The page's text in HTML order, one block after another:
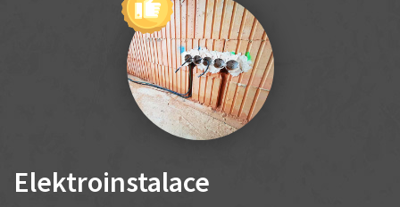
Elektroinstalace